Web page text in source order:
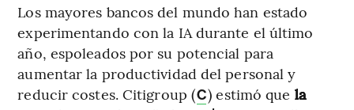
Los mayores bancos del mundo han estado
experimentando con la IA durante el último
año, espoleados por su potencial para
aumentar la productividad del personal y
reducir costes. Citigroup (C) estimó que la